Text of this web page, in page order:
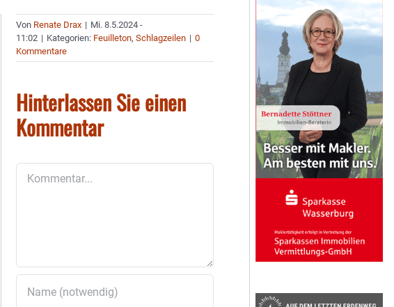
Von Renate Drax | Mi. 8.5.2024 -
11:02 | Kategorien: Feuilleton,Schlagzeilen | 0
Kommentare
Hinterlassen Sie einen
Kommentar